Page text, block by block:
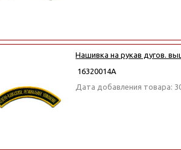
Нашивка на рукав дугов.
16320014А
Дата добавления товара: